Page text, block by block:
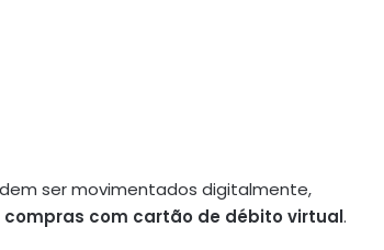
ser movimentados digitalmente,
com cartão de débito virtual.